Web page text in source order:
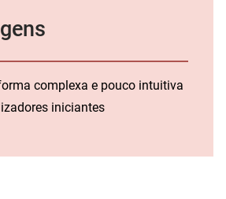
complexa e pouco intuitiva
iniciantes